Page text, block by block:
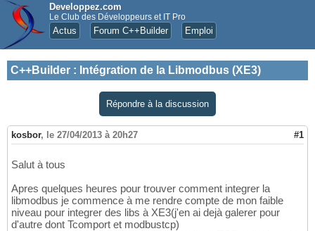
Developpez.com
Le Club des Développeurs et IT Pro
Actus Forum C++Builder Emploi
C++Builder : Intégration de la Libmodbus (XE3)
Répondre à la discussion
kosbor, le 27/04/2013 à 20h27 #1
Salut à tous
Apres quelques heures pour trouver comment integrer la
libmodbus je commence à me rendre compte de mon faible
niveau pour integrer des libs à XE3(j'en ai dejà galerer pour
d'autre dont Tcomport et modbustcp)